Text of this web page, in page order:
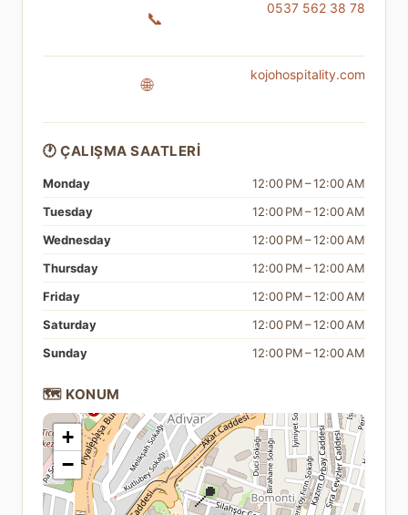
📞
0537 562 38 78
🌐
kojohospitality.com
🕐 ÇALIŞMA SAATLERI
Monday
12:00 PM – 12:00 AM
Tuesday
12:00 PM – 12:00 AM
Wednesday
12:00 PM – 12:00 AM
Thursday
12:00 PM – 12:00 AM
Friday
12:00 PM – 12:00 AM
Saturday
12:00 PM – 12:00 AM
Sunday
12:00 PM – 12:00 AM
🗺️ KONUM
📍
+
−